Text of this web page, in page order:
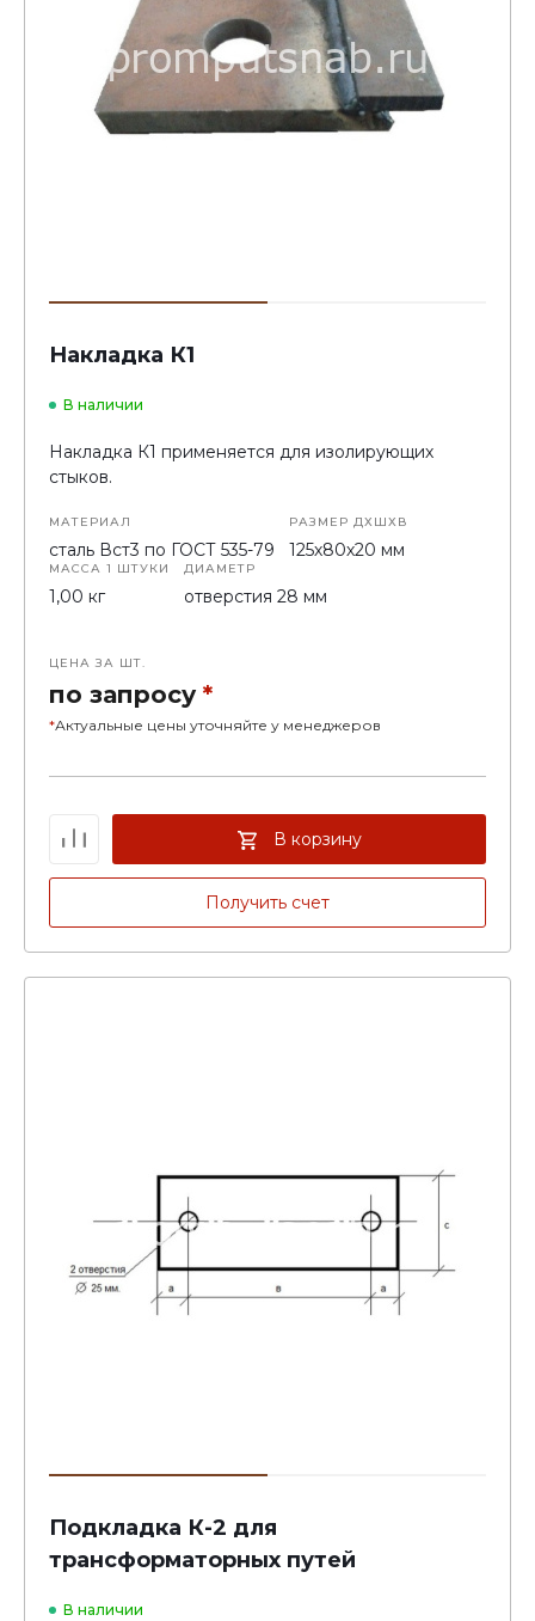
Накладка К1
В наличии
Накладка К1 применяется для изолирующих
стыков.
МАТЕРИАЛ
сталь Вст3 по ГОСТ 535-79
РАЗМЕР ДХШХВ
125х80х20 мм
МАССА 1 ШТУКИ
1,00 кг
ДИАМЕТР
отверстия 28 мм
ЦЕНА ЗА ШТ.
по запросу *
*Актуальные цены уточняйте у менеджеров
Получить счет
В корзину
Подкладка К-2 для
трансформаторных путей
В наличии